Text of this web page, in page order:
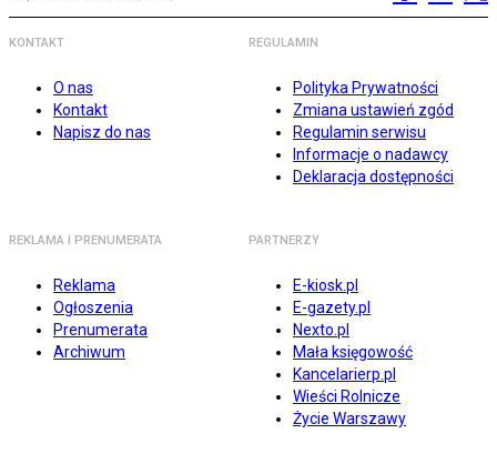
KONTAKT
O nas
Kontakt
Napisz do nas
REGULAMIN
Polityka Prywatności
Zmiana ustawień zgód
Regulamin serwisu
Informacje o nadawcy
Deklaracja dostępności
REKLAMA I PRENUMERATA
Reklama
Ogłoszenia
Prenumerata
Archiwum
PARTNERZY
E-kiosk.pl
E-gazety.pl
Nexto.pl
Mała księgowość
Kancelarierp.pl
Wieści Rolnicze
Życie Warszawy